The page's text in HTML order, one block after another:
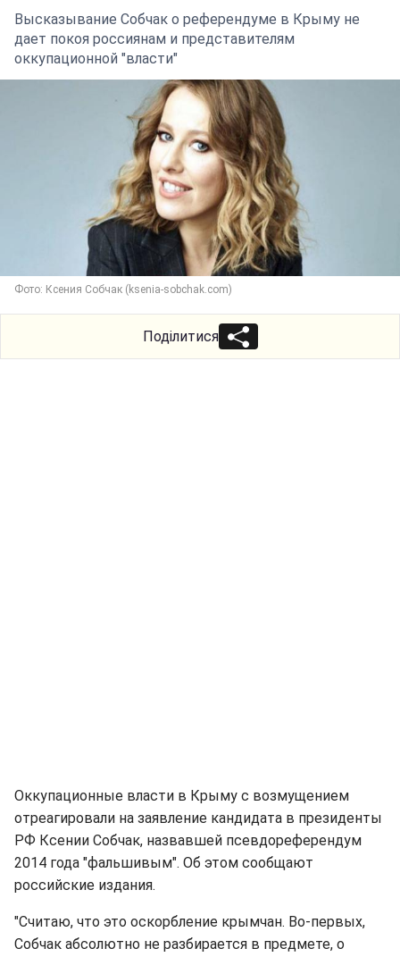
Высказывание Собчак о референдуме в Крыму не
дает покоя россиянам и представителям
оккупационной "власти"
Фото: Ксения Собчак (ksenia-sobchak.com)
Поділитися
Оккупационные власти в Крыму с возмущением
отреагировали на заявление кандидата в президенты
РФ Ксении Собчак, назвавшей псевдореферендум
2014 года "фальшивым". Об этом сообщают
российские издания.
"Считаю, что это оскорбление крымчан. Во-первых,
Собчак абсолютно не разбирается в предмете, о